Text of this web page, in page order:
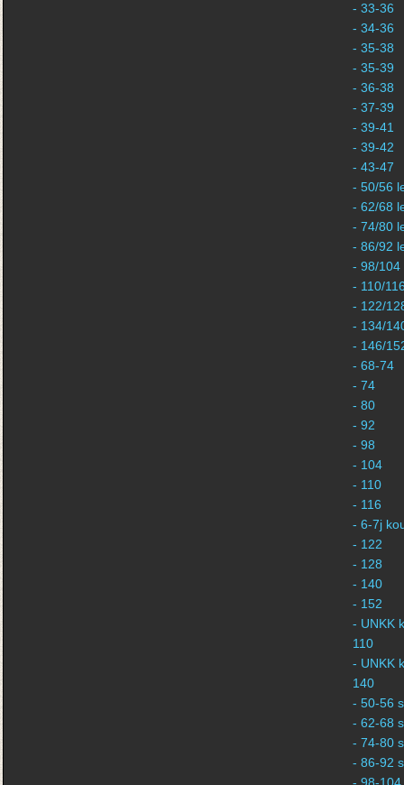
- 33-36
- 34-36
- 35-38
- 35-39
- 36-38
- 37-39
- 39-41
- 39-42
- 43-47
- 50/56
- 62/68
- 74/80
- 86/92
- 98/104
- 110/
- 122/
- 134/
- 146/
- 68-74
- 74
- 80
- 92
- 98
- 104
- 110
- 116
- 6-7j
- 122
- 128
- 140
- 152
- UNKK
110
- UNKK
140
- 50-56
- 62-68
- 74-80
- 86-92